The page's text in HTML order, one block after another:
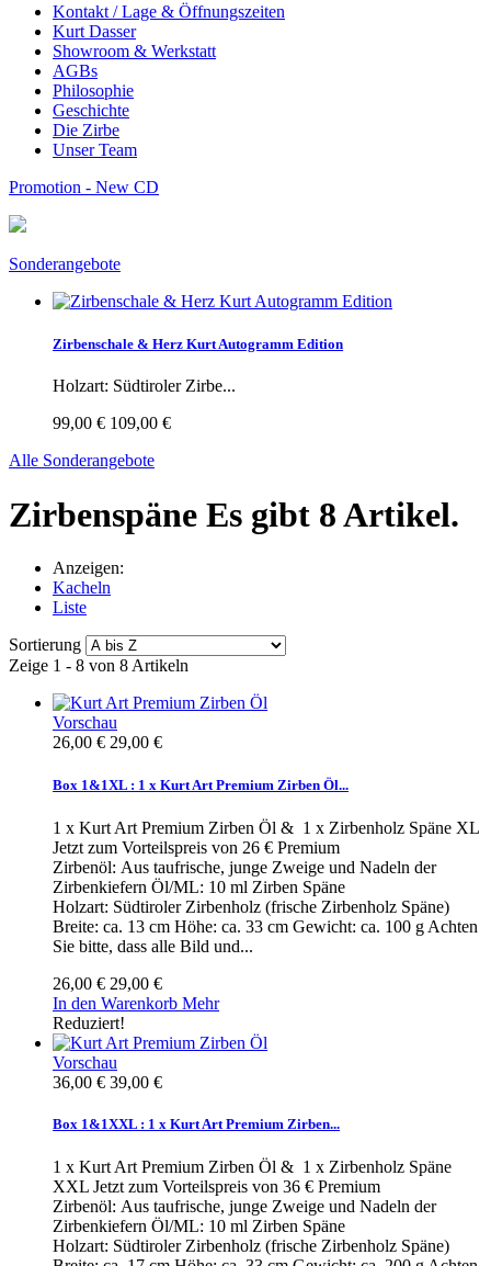
Kontakt / Lage & Öffnungszeiten
Kurt Dasser
Showroom & Werkstatt
AGBs
Philosophie
Geschichte
Die Zirbe
Unser Team
Promotion - New CD
Sonderangebote
Zirbenschale & Herz Kurt Autogramm Edition
Holzart: Südtiroler Zirbe...
99,00 € 109,00 €
Alle Sonderangebote
Zirbenspäne Es gibt 8 Artikel.
Anzeigen:
Kacheln
Liste
Sortierung
Zeige 1 - 8 von 8 Artikeln
Vorschau
26,00 € 29,00 €
Box 1&1XL : 1 x Kurt Art Premium Zirben Öl...
1 x Kurt Art Premium Zirben Öl & 1 x Zirbenholz Späne XL
Jetzt zum Vorteilspreis von 26 € Premium
Zirbenöl: Aus taufrische, junge Zweige und Nadeln der
Zirbenkiefern Öl/ML: 10 ml Zirben Späne
Holzart: Südtiroler Zirbenholz (frische Zirbenholz Späne)
Breite: ca. 13 cm Höhe: ca. 33 cm Gewicht: ca. 100 g Achten
Sie bitte, dass alle Bild und...
26,00 € 29,00 €
In den Warenkorb Mehr
Reduziert!
Vorschau
36,00 € 39,00 €
Box 1&1XXL : 1 x Kurt Art Premium Zirben...
1 x Kurt Art Premium Zirben Öl & 1 x Zirbenholz Späne
XXL Jetzt zum Vorteilspreis von 36 € Premium
Zirbenöl: Aus taufrische, junge Zweige und Nadeln der
Zirbenkiefern Öl/ML: 10 ml Zirben Späne
Holzart: Südtiroler Zirbenholz (frische Zirbenholz Späne)